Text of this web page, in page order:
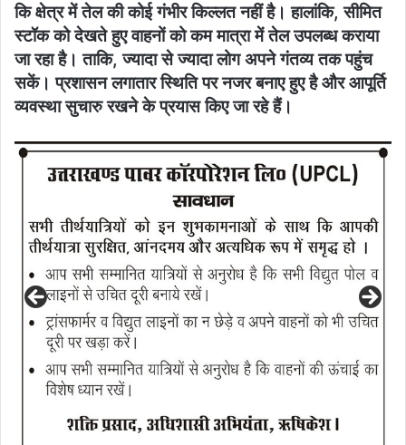
कि क्षेत्र में तेल की कोई गंभीर किल्लत नहीं है। हालांकि, सीमित
स्टॉक को देखते हुए वाहनों को कम मात्रा में तेल उपलब्ध कराया
जा रहा है। ताकि, ज्यादा से ज्यादा लोग अपने गंतव्य तक पहुंच
सकें। प्रशासन लगातार स्थिति पर नजर बनाए हुए है और आपूर्ति
व्यवस्था सुचारु रखने के प्रयास किए जा रहे हैं।